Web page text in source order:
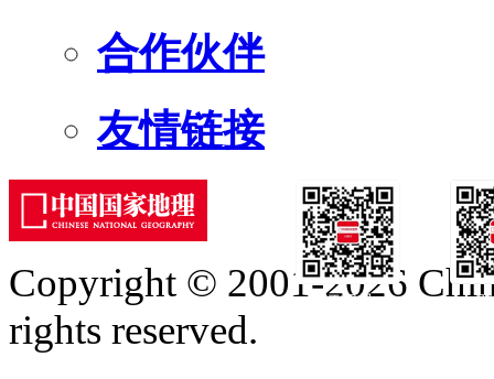
合作伙伴
友情链接
订阅号
Copyright © 2001-2026
rights reserved.